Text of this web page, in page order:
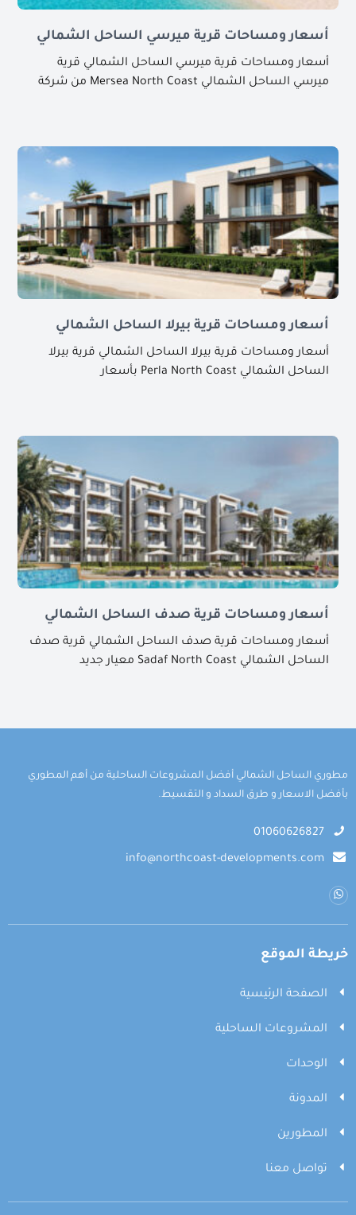
أسعار ومساحات قرية ميرسي الساحل الشمالي
أسعار ومساحات قرية ميرسي الساحل الشمالي قرية
ميرسي الساحل الشمالي Mersea North Coast من شركة
أسعار ومساحات قرية بيرلا الساحل الشمالي
أسعار ومساحات قرية بيرلا الساحل الشمالي قرية بيرلا
الساحل الشمالي Perla North Coast بأسعار
أسعار ومساحات قرية صدف الساحل الشمالي
أسعار ومساحات قرية صدف الساحل الشمالي قرية صدف
الساحل الشمالي Sadaf North Coast معيار جديد
مطوري الساحل الشمالي أفضل المشروعات الساحلية من أهم المطوري
بأفضل الاسعار و طرق السداد و التقسيط.
01060626827
info@northcoast-developments.com
خريطة الموقع
الصفحة الرئيسية
المشروعات الساحلية
الوحدات
المدونة
المطورين
تواصل معنا